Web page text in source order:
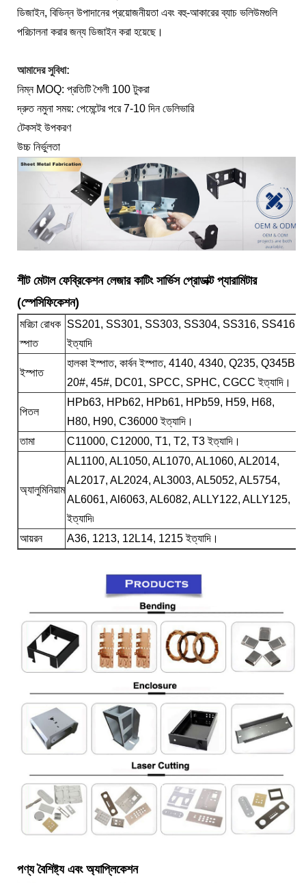
ডিজাইন, বিভিন্ন উপাদানের প্রয়োজনীয়তা এবং বহু-আকারের ব্যাচ ভলিউমগুলি
পরিচালনা করার জন্য ডিজাইন করা হয়েছে।
আমাদের সুবিধা:
নিম্ন MOQ: প্রতিটি শৈলী 100 টুকরা
দ্রুত নমুনা সময়: পেমেন্টের পরে 7-10 দিন ডেলিভারি
টেকসই উপকরণ
উচ্চ নির্ভুলতা
শীট মেটাল ফেব্রিকেশন লেজার কাটিং সার্ভিস প্রোডাক্ট প্যারামিটার
(স্পেসিফিকেশন)
মরিচা রোধক
স্পাত
SS201, SS301, SS303, SS304, SS316, SS416
ইত্যাদি
ইস্পাত
হালকা ইস্পাত, কার্বন ইস্পাত, 4140, 4340, Q235, Q345B,
20#, 45#, DC01, SPCC, SPHC, CGCC ইত্যাদি।
পিতল
HPb63, HPb62, HPb61, HPb59, H59, H68,
H80, H90, C36000 ইত্যাদি।
তামা
C11000, C12000, T1, T2, T3 ইত্যাদি।
অ্যালুমিনিয়াম
AL1100, AL1050, AL1070, AL1060, AL2014,
AL2017, AL2024, AL3003, AL5052, AL5754,
AL6061, Al6063, AL6082, ALLY122, ALLY125,
ইত্যাদি৷
আয়রন
A36, 1213, 12L14, 1215 ইত্যাদি।
পণ্য বৈশিষ্ট্য এবং অ্যাপ্লিকেশন